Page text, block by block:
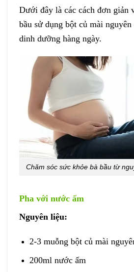
Dưới đây là các cách đơn giản
bầu sử dụng bột củ mài
dinh dưỡng hàng ngày.
Chăm sóc sức khỏe bà bầu từ
Pha với nước ấm
Nguyên liệu:
2-3 muỗng bột củ mài
200ml nước ấm